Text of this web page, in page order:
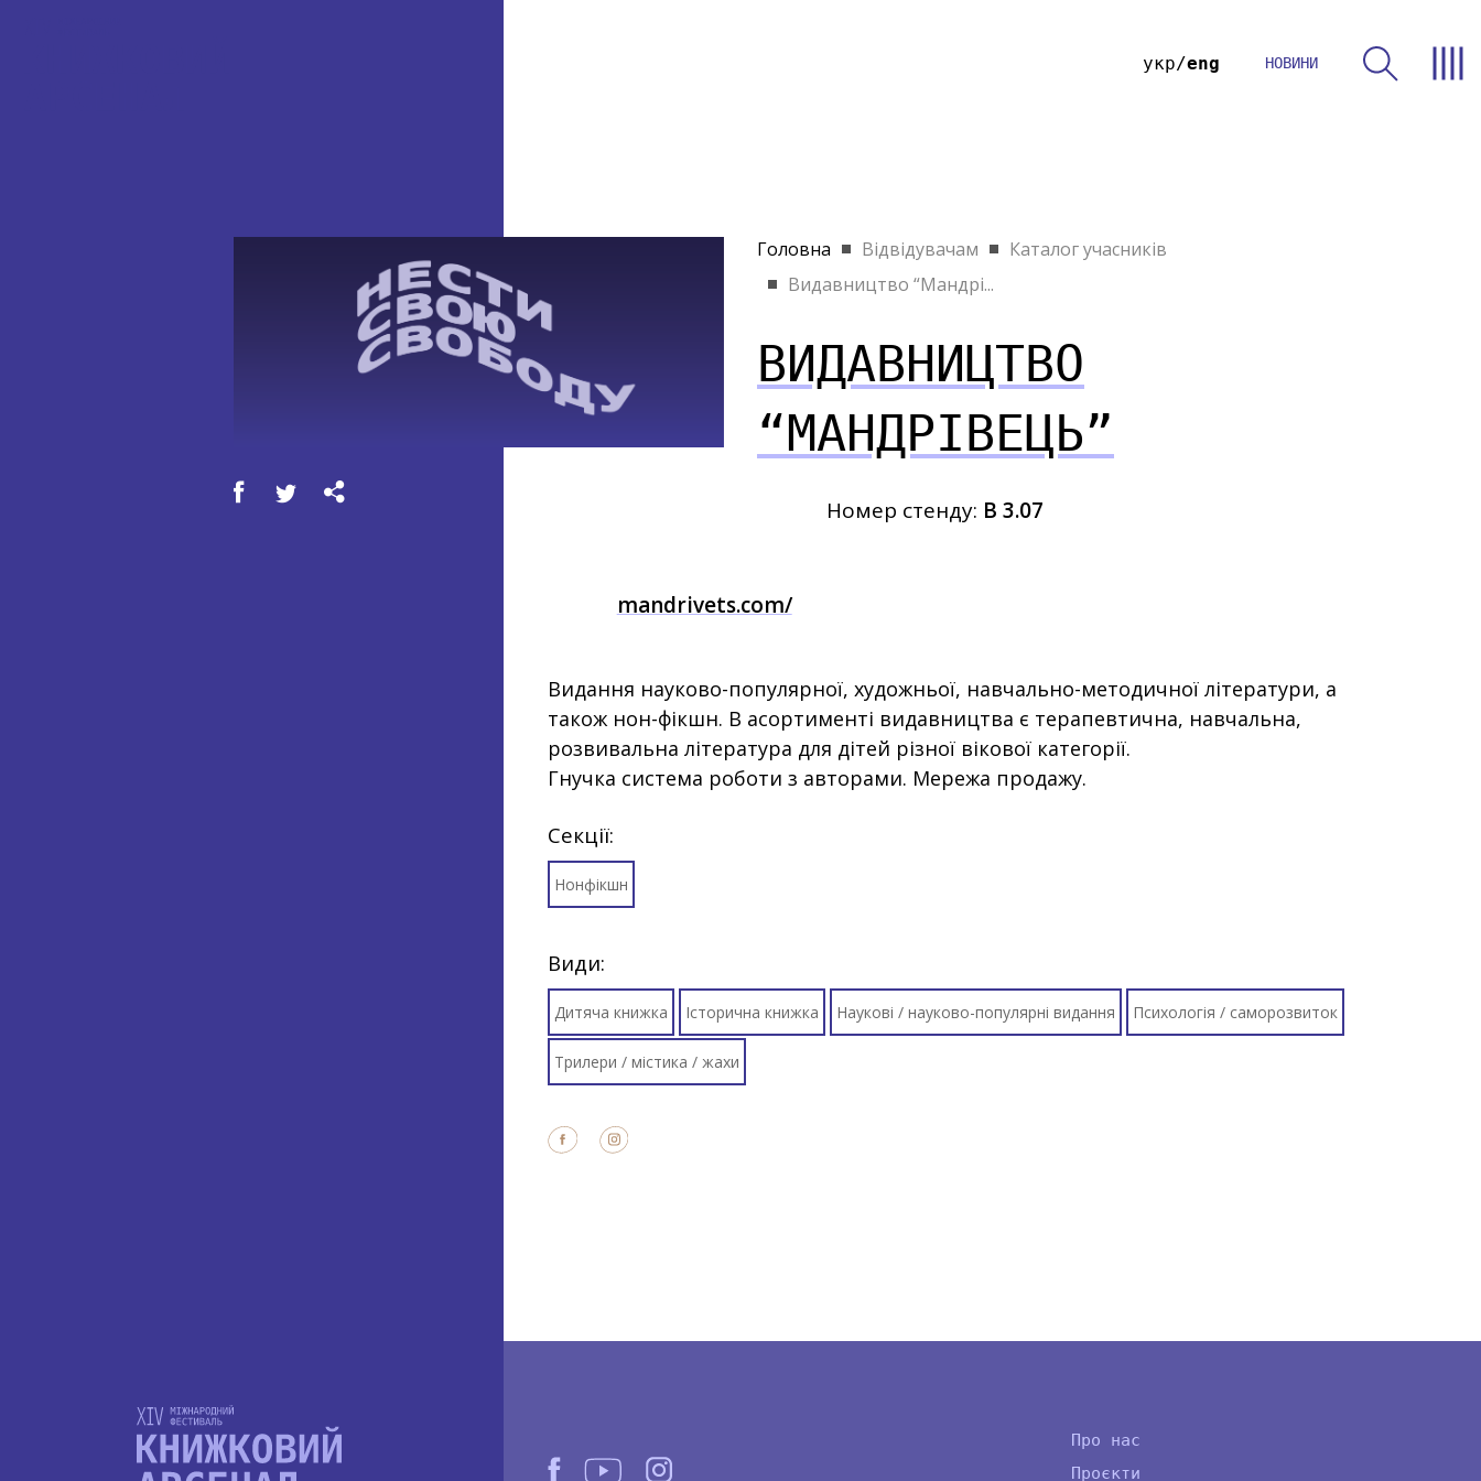
укр eng НОВИНИ
Головна Відвідувачам
Каталог учасників
Видавництво “Мандрі...
ВИДАВНИЦТВО
“МАНДРІВЕЦЬ”
Номер стенду: B 3.07
mandrivets.com/
Видання науково-популярної, художньої, навчально-методичної літератури, а
також нон-фікшн. В асортименті видавництва є терапевтична, навчальна,
розвивальна література для дітей різної вікової категорії.
Гнучка система роботи з авторами. Мережа продажу.
Секції:
Нонфікшн
Види:
Дитяча книжка Історична книжка Наукові / науково-популярні видання Психологія / саморозвиток
Трилери / містика / жахи
Про нас
Проєкти